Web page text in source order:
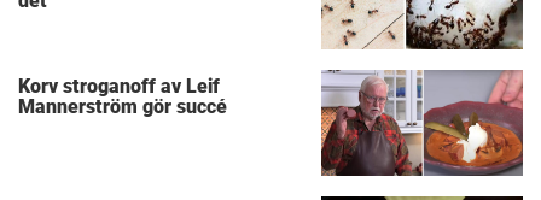
Korv stroganoff av Leif
Mannerström gör succé